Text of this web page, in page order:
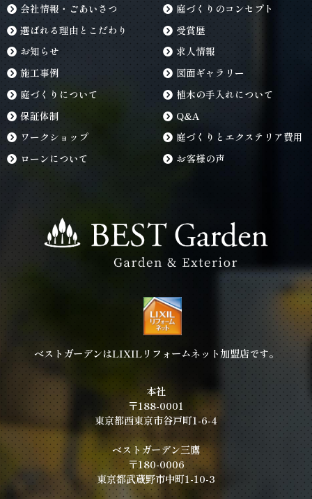
会社情報・ごあいさつ
庭づくりのコンセプト
選ばれる理由とこだわり
受賞歴
お知らせ
求人情報
施工事例
図面ギャラリー
庭づくりについて
植木の手入れについて
保証体制
Q&A
ワークショップ
庭づくりとエクステリア費用
ローンについて
お客様の声
ベストガーデンはLIXILリフォームネット加盟店です。
本社
〒188-0001
東京都西東京市谷戸町1-6-4
ベストガーデン三鷹
〒180-0006
東京都武蔵野市中町1-10-3